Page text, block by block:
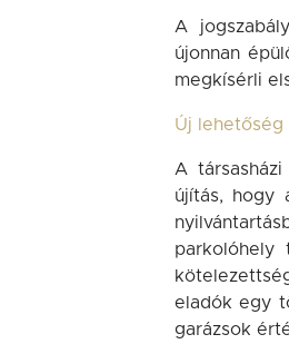
A
újonnan
megkísérli
Új lehetőség
A
újítás, hogy
eladók egy
garázsok